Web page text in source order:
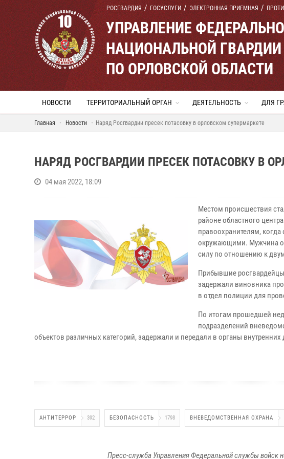
РОСГВАРДИЯ ГОСУСЛУГИ ЭЛЕКТРОННАЯ ПРИЕМНАЯ
УПРАВЛЕНИЕ
НАЦИОНАЛЬНОЙ
ПО ОРЛОВСКОЙ ОБЛАСТИ
НОВОСТИ ТЕРРИТОРИАЛЬНЫЙ ОРГАН ДЕЯТЕЛЬНОСТЬ ДЛЯ
Главная Новости Наряд Росгвардии пресек потасовку в орловском супермаркете
НАРЯД РОСГВАРДИИ ПРЕСЕК ПОТАСОВКУ В
04 мая 2022, 18:09
Местом происшествия
районе областного
правоохранителям,
окружающими. Мужчина
силу по отношению к
Прибывшие
задержали виновника
в отдел полиции для
По итогам прошедшей
подразделений
объектов различных категорий, задержали и передали в органы
АНТИТЕРРОР 392 БЕЗОПАСНОСТЬ 1798 ВНЕВЕДОМСТВЕННАЯ ОХРАНА
Пресс-служба Управления Федеральной службы войск